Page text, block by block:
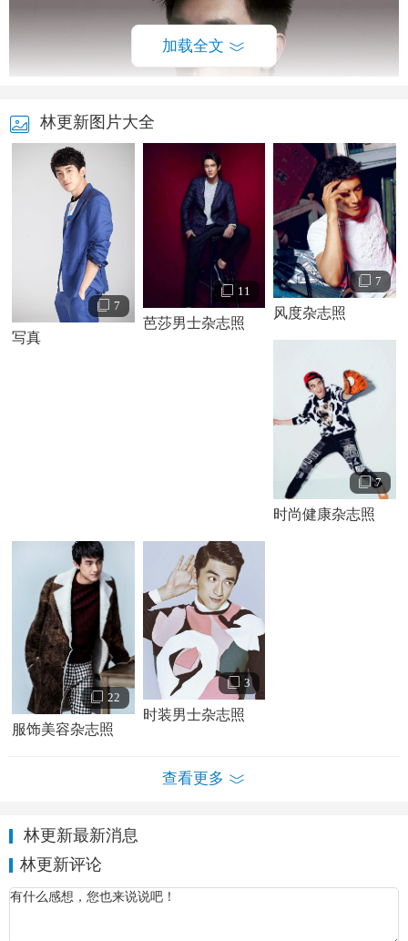
林更新个人资料简介 林更新写真
林更新演绎经历：
2007年，林更新就读于上海戏剧学院表演系本科，在这
2010年12月6日，电视剧《步步惊心》开拍。
2011年9月10日，该剧在湖南卫视首播，林更新饰演十四
阿哥爱新觉罗·胤祯。2011年11月3日，电视剧《姐姐立正向
2012年7月，电视剧《轩辕剑之天之痕》首播，林更新饰
演张烈，首播两晚平均收视率高达1.86%，为同时段排名中国
第一。大结局播出当日，《轩辕剑》以1.82的收视率、
11.54%的收视份额再度 夺冠。
2013年9月，《痞子英雄2》开拍，林更新在影片中饰演
赵又廷的搭档陈真；9月28日，电影《狄仁杰之神都龙王》上
映，林更新在片中出演医官沙陀忠并提名第33届香港电影金
像奖最佳新演员；12月31日，《舞乐传奇》开播，林更新在
剧中饰演骠国王子舒难陀。
加载全文
林更新图片大全
7
写真
11
芭莎男士杂志照
7
风度杂志照
7
时尚健康杂志照
22
服饰美容杂志照
3
时装男士杂志照
查看更多
林更新最新消息
林更新评论